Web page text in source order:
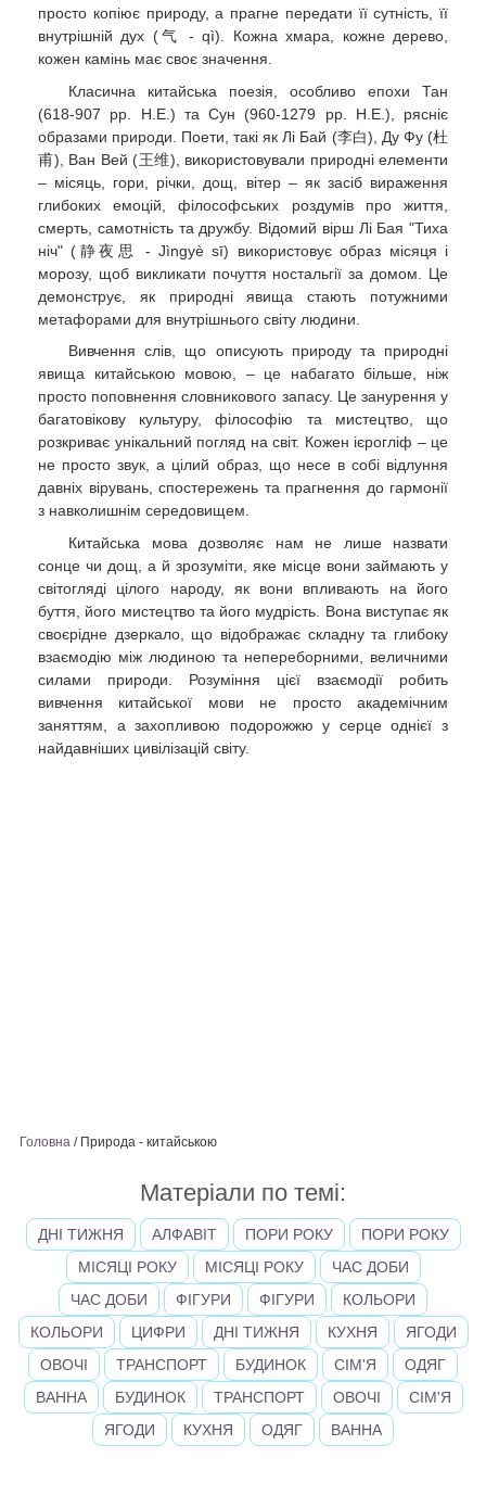
просто копіює природу, а прагне передати її сутність, її
внутрішній дух (气 - qì). Кожна хмара, кожне дерево,
кожен камінь має своє значення.
Класична китайська поезія, особливо епохи Тан
(618-907 рр. Н.Е.) та Сун (960-1279 рр. Н.Е.), рясніє
образами природи. Поети, такі як Лі Бай (李白), Ду Фу (杜
甫), Ван Вей (王维), використовували природні елементи
– місяць, гори, річки, дощ, вітер – як засіб вираження
глибоких емоцій, філософських роздумів про життя,
смерть, самотність та дружбу. Відомий вірш Лі Бая "Тиха
ніч" (静夜思 - Jìngyè sī) використовує образ місяця і
морозу, щоб викликати почуття ностальгії за домом. Це
демонструє, як природні явища стають потужними
метафорами для внутрішнього світу людини.
Вивчення слів, що описують природу та природні
явища китайською мовою, – це набагато більше, ніж
просто поповнення словникового запасу. Це занурення у
багатовікову культуру, філософію та мистецтво, що
розкриває унікальний погляд на світ. Кожен ієрогліф – це
не просто звук, а цілий образ, що несе в собі відлуння
давніх вірувань, спостережень та прагнення до гармонії
з навколишнім середовищем.
Китайська мова дозволяє нам не лише назвати
сонце чи дощ, а й зрозуміти, яке місце вони займають у
світогляді цілого народу, як вони впливають на його
буття, його мистецтво та його мудрість. Вона виступає як
своєрідне дзеркало, що відображає складну та глибоку
взаємодію між людиною та непереборними, величними
силами природи. Розуміння цієї взаємодії робить
вивчення китайської мови не просто академічним
заняттям, а захопливою подорожжю у серце однієї з
найдавніших цивілізацій світу.
Головна / Природа - китайською
Матеріали по темі:
ДНІ ТИЖНЯ АЛФАВІТ ПОРИ РОКУ
ПОРИ РОКУ
МІСЯЦІ РОКУ
МІСЯЦІ РОКУ
ЧАС ДОБИ
ЧАС ДОБИ
ФІГУРИ ФІГУРИ
КОЛЬОРИ
КОЛЬОРИ
ЦИФРИ ДНІ ТИЖНЯ КУХНЯ
ЯГОДИ
ОВОЧІ
ТРАНСПОРТ БУДИНОК СІМ'Я
ОДЯГ
ВАННА
БУДИНОК ТРАНСПОРТ ОВОЧІ
СІМ'Я
ЯГОДИ
КУХНЯ ОДЯГ ВАННА